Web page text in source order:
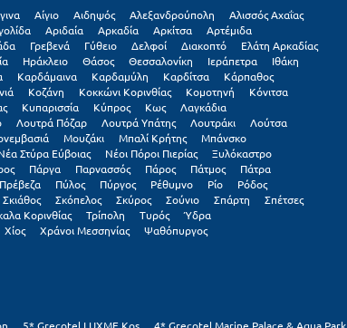
Αίγιο Αιδηψός Αλεξανδρούπολη
Αλισσός Αχαΐας
Αριδαία Αρκαδία Αρκίτσα
Αρτέμιδα
Γρεβενά Γύθειο Δελφοί Διακοπτό
Ελάτη Αρκαδίας
Ηράκλειο Θάσος Θεσσαλονίκη Ιεράπετρα
Ιθάκη
Καρδάμαινα Καρδαμύλη Καρδίτσα
Κάρπαθος
Κοζάνη Κοκκώνι Κορινθίας Κομοτηνή
Κόνιτσα
Κυπαρισσία Κύπρος Κως
Λαγκάδια
Λουτρά Πόζαρ Λουτρά Υπάτης Λουτράκι
Λούτσα
Μουζάκι Μπαλί Κρήτης
Μπάνσκο
Στύρα Εύβοιας Νέοι Πόροι Πιερίας
Ξυλόκαστρο
Πάργα Παρνασσός Πάρος Πάτμος
Πάτρα
Πρέβεζα Πύλος Πύργος Ρέθυμνο Ρίο
Ρόδος
Σκιάθος Σκόπελος Σκύρος Σούνιο Σπάρτη
Σπέτσες
Κορινθίας Τρίπολη Τυρός
Ύδρα
Χίος Χράνοι Μεσσηνίας Ψαθόπυργος